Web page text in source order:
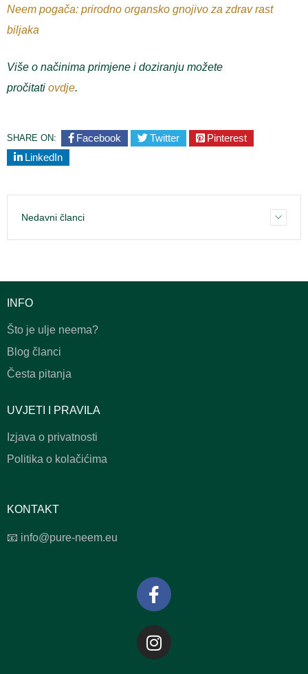
Neem pogača: prirodno organsko gnojivo za zdrav rast
biljaka
Više o načinima primjene i doziranju možete
pročitati ovdje.
SHARE ON: Facebook Twitter
Pinterest
LinkedIn
Nedavni članci
INFO
Što je ulje neema?
Blog članci
Česta pitanja
UVJETI I PRAVILA
Izjava o privatnosti
Politika o kolačićima
KONTAKT
📧 info@pure-neem.eu